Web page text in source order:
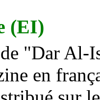
(EI)
"Dar Al-
en